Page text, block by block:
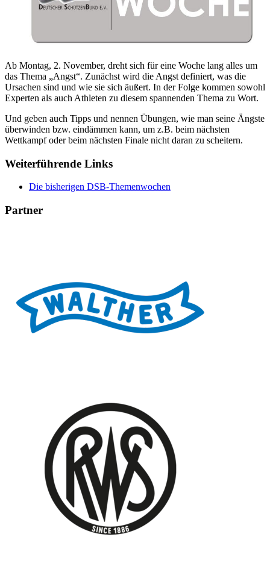
Ab Montag, 2. November, dreht sich für eine Woche lang alles um
das Thema „Angst“. Zunächst wird die Angst definiert, was die
Ursachen sind und wie sie sich äußert. In der Folge kommen sowohl
Experten als auch Athleten zu diesem spannenden Thema zu Wort.
Und geben auch Tipps und nennen Übungen, wie man seine Ängste
überwinden bzw. eindämmen kann, um z.B. beim nächsten
Wettkampf oder beim nächsten Finale nicht daran zu scheitern.
Weiterführende Links
Die bisherigen DSB-Themenwochen
Partner